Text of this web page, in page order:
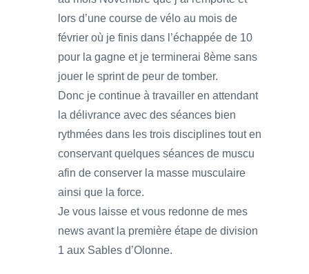
lors d’une course de vélo au mois de
février où je finis dans l’échappée de 10
pour la gagne et je terminerai 8ème sans
jouer le sprint de peur de tomber.
Donc je continue à travailler en attendant
la délivrance avec des séances bien
rythmées dans les trois disciplines tout en
conservant quelques séances de muscu
afin de conserver la masse musculaire
ainsi que la force.
Je vous laisse et vous redonne de mes
news avant la première étape de division
1 aux Sables d’Olonne.